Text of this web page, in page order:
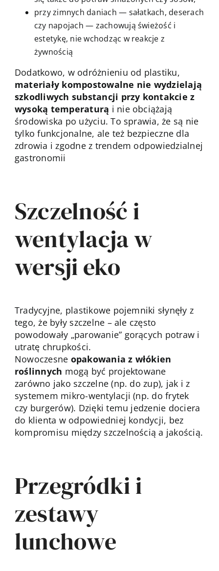
przy zimnych daniach — sałatkach, deserach
czy napojach — zachowują świeżość i
estetykę, nie wchodząc w reakcje z
żywnością
Dodatkowo, w odróżnieniu od plastiku,
materiały kompostowalne nie wydzielają
szkodliwych substancji przy kontakcie z
wysoką temperaturą i nie obciążają
środowiska po użyciu. To sprawia, że są nie
tylko funkcjonalne, ale też bezpieczne dla
zdrowia i zgodne z trendem odpowiedzialnej
gastronomii
Szczelność i
wentylacja w
wersji eko
Tradycyjne, plastikowe pojemniki słynęły z
tego, że były szczelne – ale często
powodowały „parowanie” gorących potraw i
utratę chrupkości.
Nowoczesne opakowania z włókien
roślinnych mogą być projektowane
zarówno jako szczelne (np. do zup), jak i z
systemem mikro-wentylacji (np. do frytek
czy burgerów). Dzięki temu jedzenie dociera
do klienta w odpowiedniej kondycji, bez
kompromisu między szczelnością a jakością.
Przegródki i
zestawy
lunchowe